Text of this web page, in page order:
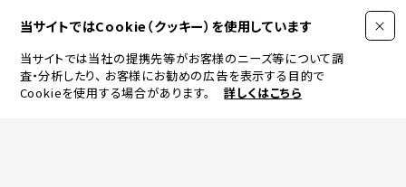
当サイトではCookie（クッキー）を使用しています
当サイトでは当社の提携先等がお客様のニーズ等について調
査・分析したり、 お客様にお勧めの広告を表示する目的で
Cookieを使用する場合があります。
詳しくはこちら